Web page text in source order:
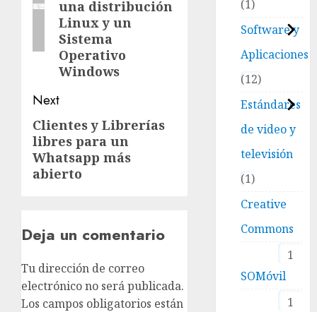
una distribución
Linux y un
Sistema
Operativo
Windows
Next
Next
post:
Clientes y Librerías
libres para un
Whatsapp más
abierto
Deja un comentario
Tu dirección de correo
electrónico no será publicada.
Los campos obligatorios están
1
Software y
Aplicaciones
12
Estándares
de video y
televisión
1
Creative
Commons
1
SOMóvil
1